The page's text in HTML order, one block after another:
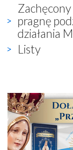
Zachęcony
pragnę
działania
Listy